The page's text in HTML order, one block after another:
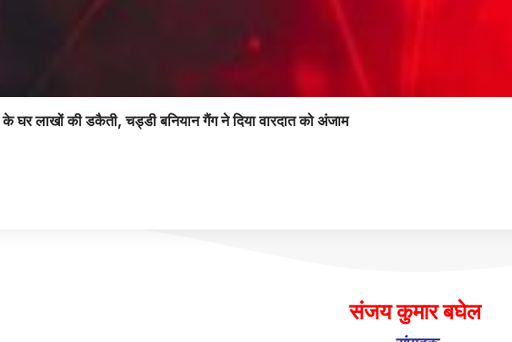
के घर लाखों की डकैती, चड्डी बनियान गैंग ने दिया वारदात को अंजाम
संजय कुमार बघेल